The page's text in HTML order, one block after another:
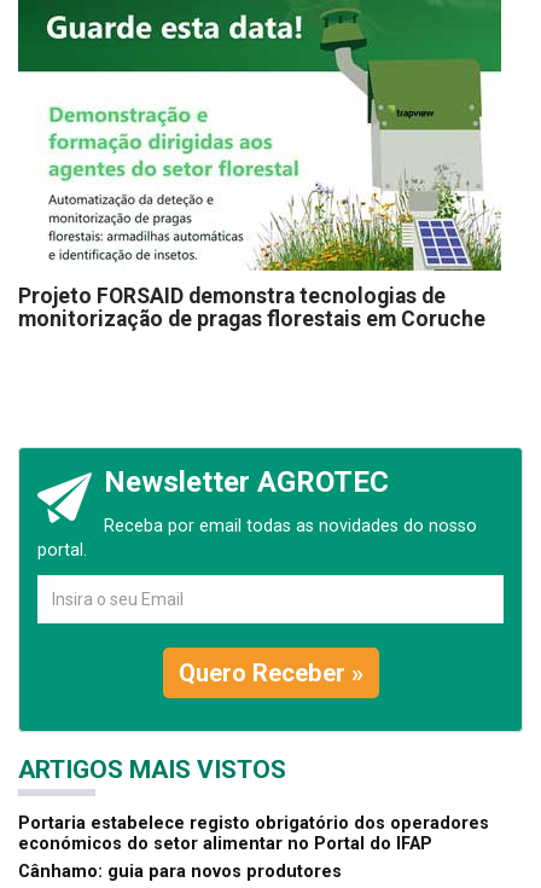
Projeto FORSAID demonstra tecnologias de
monitorização de pragas florestais em Coruche
Newsletter AGROTEC
Receba por email todas as novidades do nosso
portal.
Quero Receber »
ARTIGOS MAIS VISTOS
Portaria estabelece registo obrigatório dos operadores
económicos do setor alimentar no Portal do IFAP
Cânhamo: guia para novos produtores